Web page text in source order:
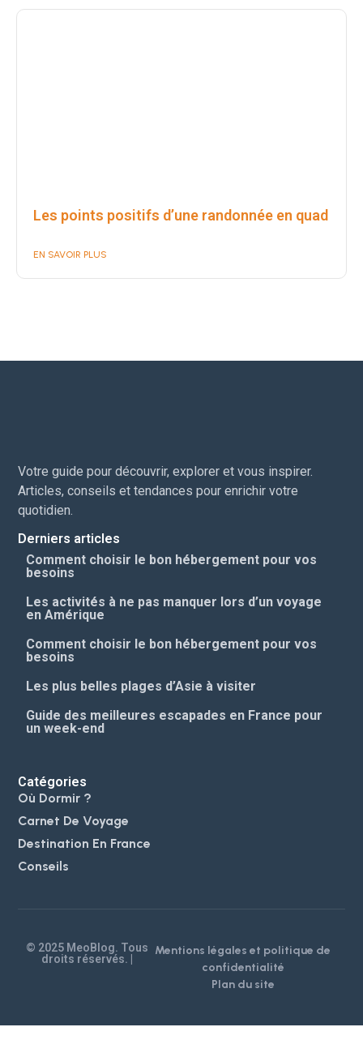
Les points positifs d’une randonnée en quad
EN SAVOIR PLUS
Votre guide pour découvrir, explorer et vous inspirer.
Articles, conseils et tendances pour enrichir votre
quotidien.
Derniers articles
Comment choisir le bon hébergement pour vos
besoins
Les activités à ne pas manquer lors d’un voyage
en Amérique
Comment choisir le bon hébergement pour vos
besoins
Les plus belles plages d’Asie à visiter
Guide des meilleures escapades en France pour
un week-end
Catégories
Où Dormir ?
Carnet De Voyage
Destination En France
Conseils
© 2025 MeoBlog. Tous
droits réservés. |
Mentions légales et politique de
confidentialité
Plan du site